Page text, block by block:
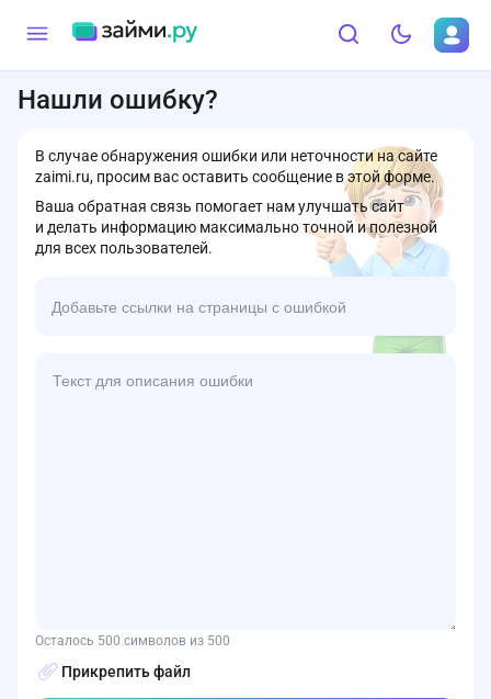
Нашли ошибку?
В случае обнаружения ошибки или неточности на сайте
zaimi.ru, просим вас оставить сообщение в этой форме.
Ваша обратная связь помогает нам улучшать сайт
и делать информацию максимально точной и полезной
для всех пользователей.
Осталось 500 символов из 500
Прикрепить файл